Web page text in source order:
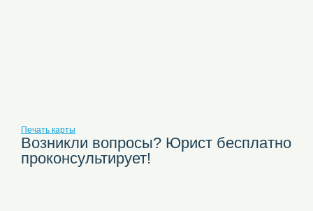
Печать карты
Возникли вопросы? Юрист бесплатно
проконсультирует!